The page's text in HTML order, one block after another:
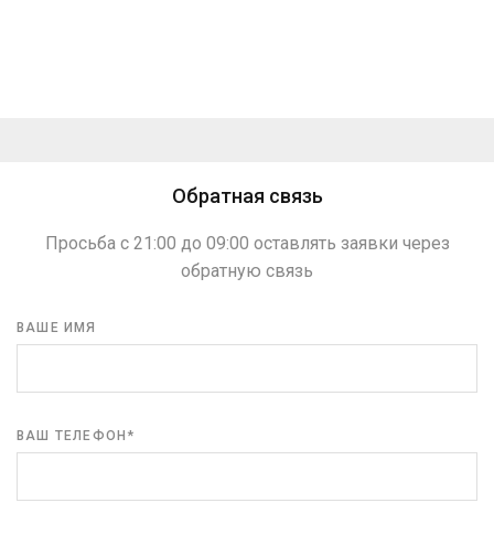
Обратная связь
Просьба с 21:00 до 09:00 оставлять заявки через
обратную связь
ВАШЕ ИМЯ
ВАШ ТЕЛЕФОН*